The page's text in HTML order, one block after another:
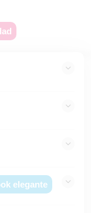
elegante